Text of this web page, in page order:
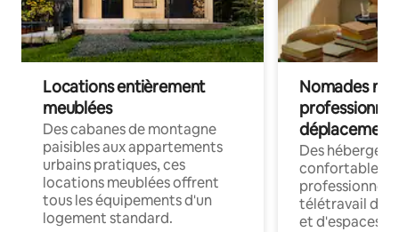
Locations entièrement
meublées
Des cabanes de montagne
paisibles aux appartements
urbains pratiques, ces
locations meublées offrent
tous les équipements d'un
logement standard.
Nomades
déplacement
Des
confortables
professionnels
télétravail
et d'espaces